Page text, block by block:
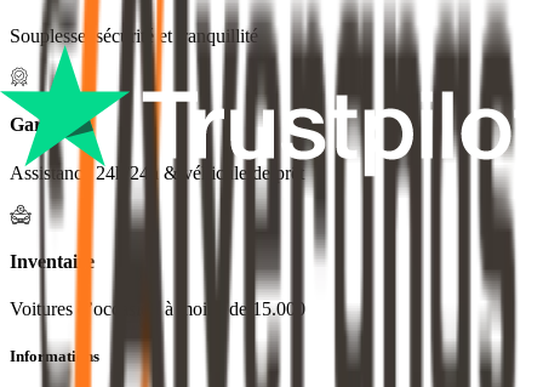
Souplesse, sécurité et tranquillité
Garantie
Assistance 24h/24h & véhicule de prêt
Inventaire
Voitures d’occasion à moins de 15.000
Informations